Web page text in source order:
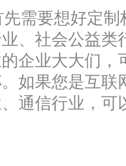
先需要想好定
、社会公益类
企业大大们，
如果您是互联
通信行业，可